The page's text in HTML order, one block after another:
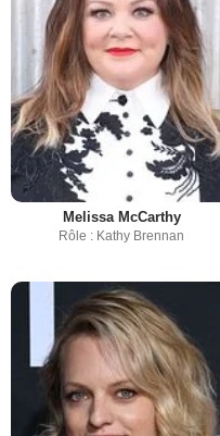
Melissa McCarthy
Rôle : Kathy Brennan